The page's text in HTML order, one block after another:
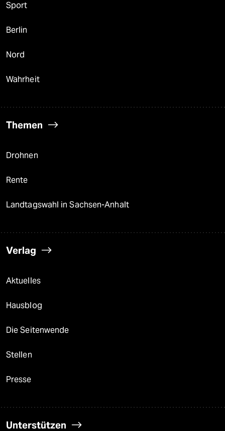
Sport
Berlin
Nord
Wahrheit
Themen
Drohnen
Rente
Landtagswahl in Sachsen-Anhalt
Verlag
Aktuelles
Hausblog
Die Seitenwende
Stellen
Presse
Unterstützen